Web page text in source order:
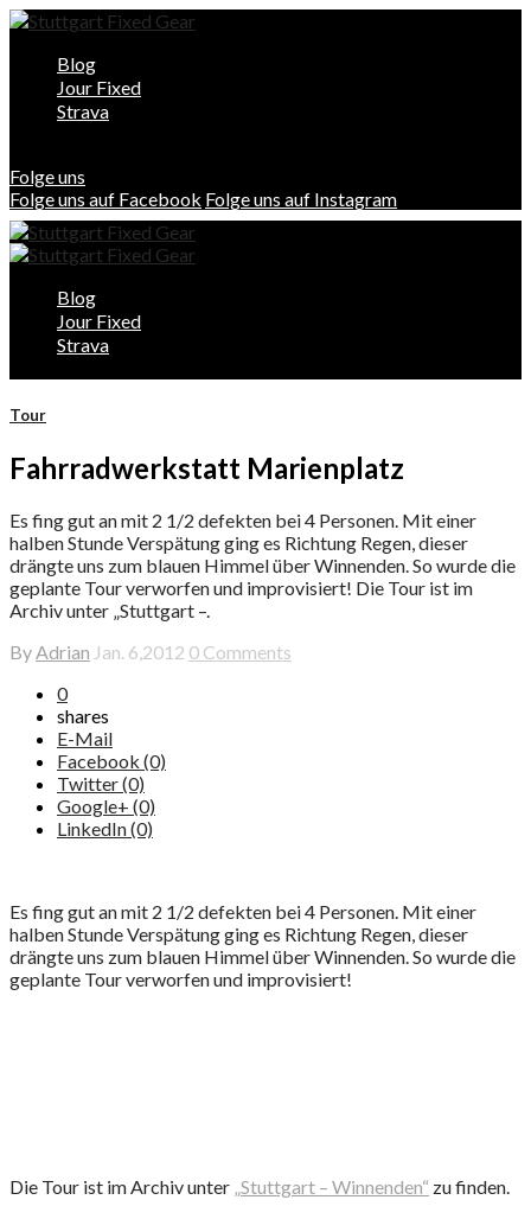
Blog
Jour Fixed
Strava
Folge uns
Folge uns auf Facebook Folge uns auf Instagram
Blog
Jour Fixed
Strava
Tour
Fahrradwerkstatt Marienplatz
Es fing gut an mit 2 1/2 defekten bei 4 Personen. Mit einer
halben Stunde Verspätung ging es Richtung Regen, dieser
drängte uns zum blauen Himmel über Winnenden. So wurde die
geplante Tour verworfen und improvisiert! Die Tour ist im
Archiv unter „Stuttgart –.
ByAdrian Jan. 6,2012 0 Comments
0
shares
E-Mail
Facebook (0)
Twitter (0)
Google+ (0)
LinkedIn (0)
Es fing gut an mit 2 1/2 defekten bei 4 Personen. Mit einer
halben Stunde Verspätung ging es Richtung Regen, dieser
drängte uns zum blauen Himmel über Winnenden. So wurde die
geplante Tour verworfen und improvisiert!
Die Tour ist im Archiv unter „Stuttgart – Winnenden“ zu finden.